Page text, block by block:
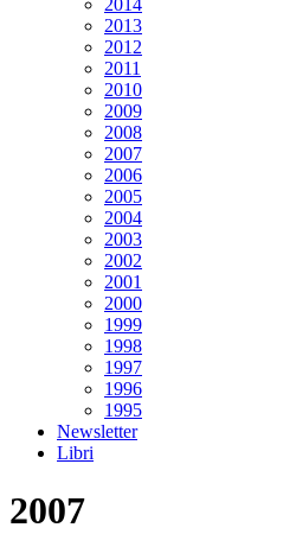
2014
2013
2012
2011
2010
2009
2008
2007
2006
2005
2004
2003
2002
2001
2000
1999
1998
1997
1996
1995
Newsletter
Libri
2007